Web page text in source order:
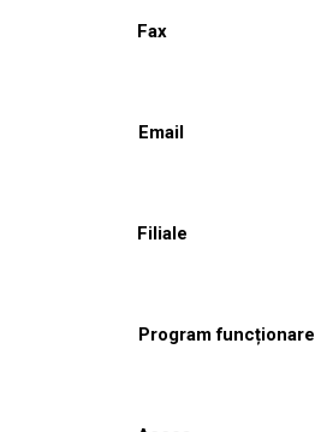
Fax
Email
Filiale
Program funcționare